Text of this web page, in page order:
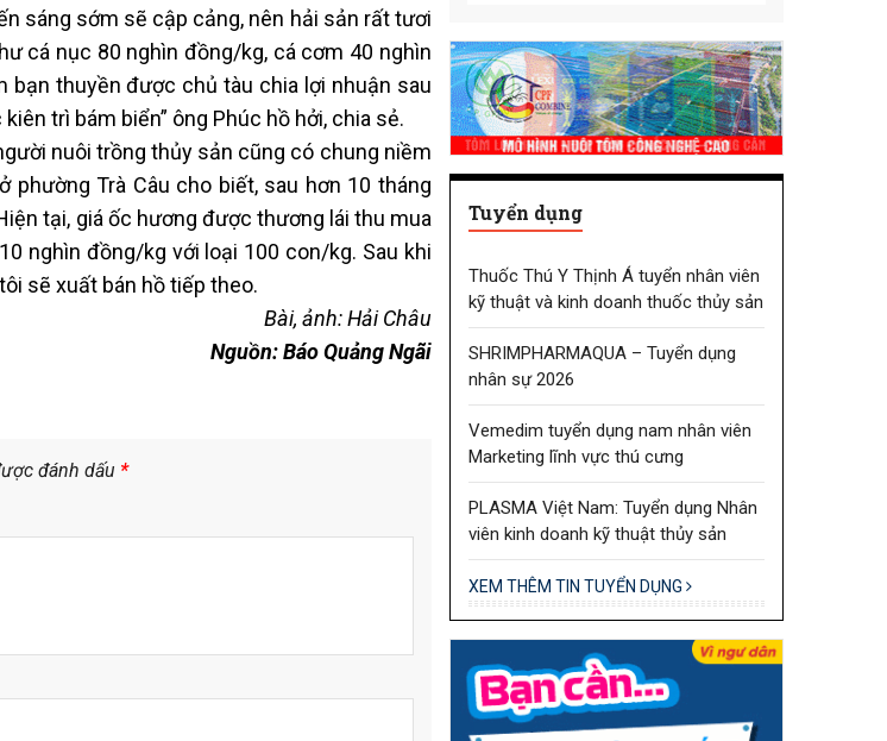
sáng sớm sẽ cập cảng, nên hải sản rất tươi
cá nục 80 nghìn đồng/kg, cá cơm 40 nghìn
bạn thuyền được chủ tàu chia lợi nhuận sau
trì bám biển” ông Phúc hồ hởi, chia sẻ.
nuôi trồng thủy sản cũng có chung niềm
phường Trà Câu cho biết, sau hơn 10 tháng
tại, giá ốc hương được thương lái thu mua
nghìn đồng/kg với loại 100 con/kg. Sau khi
sẽ xuất bán hồ tiếp theo.
Bài, ảnh: Hải Châu
Nguồn: Báo Quảng Ngãi
đánh dấu *
Tuyển dụng
Thuốc Thú Y Thịnh Á tuyển nhân viên
kỹ thuật và kinh doanh thuốc thủy sản
SHRIMPHARMAQUA – Tuyển dụng
nhân sự 2026
Vemedim tuyển dụng nam nhân viên
Marketing lĩnh vực thú cưng
PLASMA Việt Nam: Tuyển dụng Nhân
viên kinh doanh kỹ thuật thủy sản
XEM THÊM TIN TUYỂN DỤNG